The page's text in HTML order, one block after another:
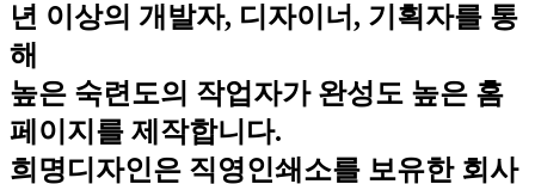
년 이상의 개발자, 디자이너, 기획자를 통
해
높은 숙련도의 작업자가 완성도 높은 홈
페이지를 제작합니다.
희명디자인은 직영인쇄소를 보유한 회사